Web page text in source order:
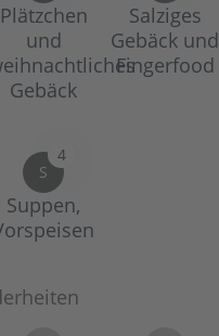
Plätzchen
und
Gebäck
Salziges
Gebäck und
Fingerfood
S
4
Suppen,